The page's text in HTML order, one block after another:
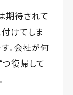
期待されて
けてしま
。会社が何
つ復帰して